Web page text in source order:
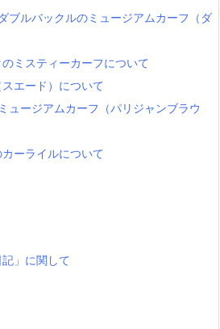
ブルバックルのミュージアムカーフ（ダ
ミスティーカーフについて
エード）について
ュージアムカーフ（パリジャンブラウ
ーライルについて
」に関して